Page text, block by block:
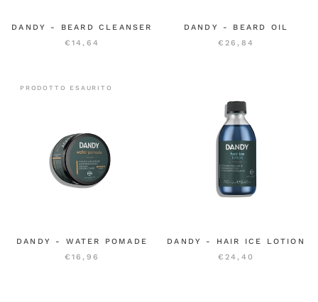
DANDY - BEARD CLEANSER
€14,64
DANDY - BEARD OIL
€26,84
PRODOTTO ESAURITO
DANDY - WATER POMADE
€16,96
DANDY - HAIR ICE LOTION
€24,40